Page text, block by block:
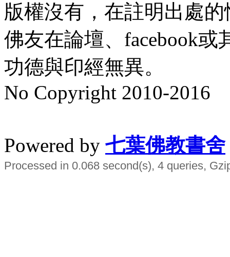
版權沒有，在註明出處
佛友在論壇、facebook
功德與印經無異。
No Copyright 2010-2016
Powered by 七葉佛教書舍
Processed in 0.068 second(s), 4 queries,